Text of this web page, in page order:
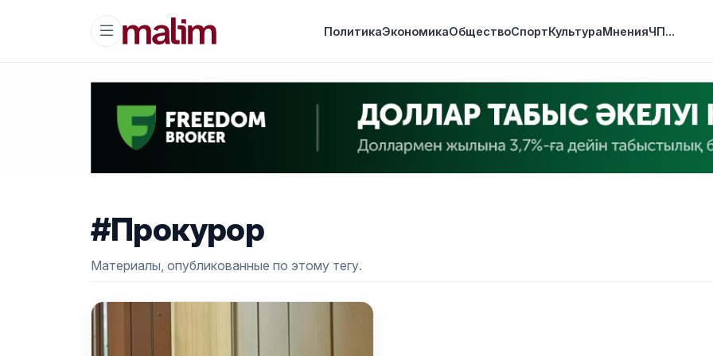
ПолитикаЭкономикаОбществоСпортКультураМненияЧП...
#Прокурор
Материалы, опубликованные по этому тегу.